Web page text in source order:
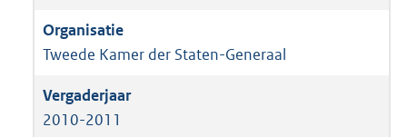
Tweede Kamer der Staten-Generaal
2010-2011